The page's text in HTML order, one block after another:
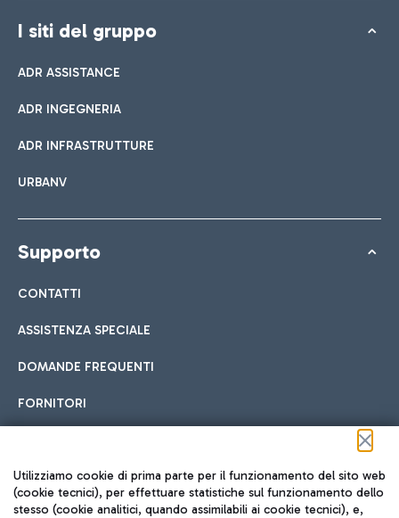
I siti del gruppo
ADR ASSISTANCE
ADR INGEGNERIA
ADR INFRASTRUTTURE
URBANV
Supporto
CONTATTI
ASSISTENZA SPECIALE
DOMANDE FREQUENTI
FORNITORI
Seguici sui social
Utilizziamo cookie di prima parte per il funzionamento del sito web
(cookie tecnici), per effettuare statistiche sul funzionamento dello
stesso (cookie analitici, quando assimilabili ai cookie tecnici), e,